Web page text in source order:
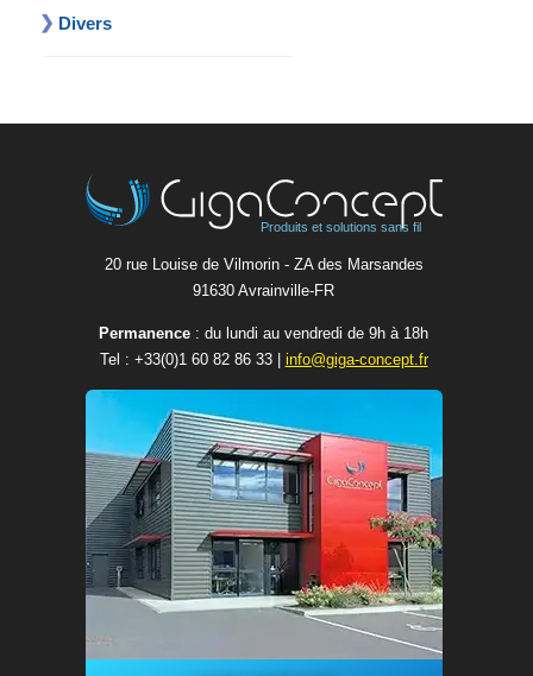
Divers
Produits et solutions sans fil
20 rue Louise de Vilmorin - ZA des Marsandes
91630 Avrainvilleㅤ-ㅤFR
Permanence : du lundi au vendredi de 9h à 18h
Tel : +33(0)1 60 82 86 33| info@giga-concept.fr